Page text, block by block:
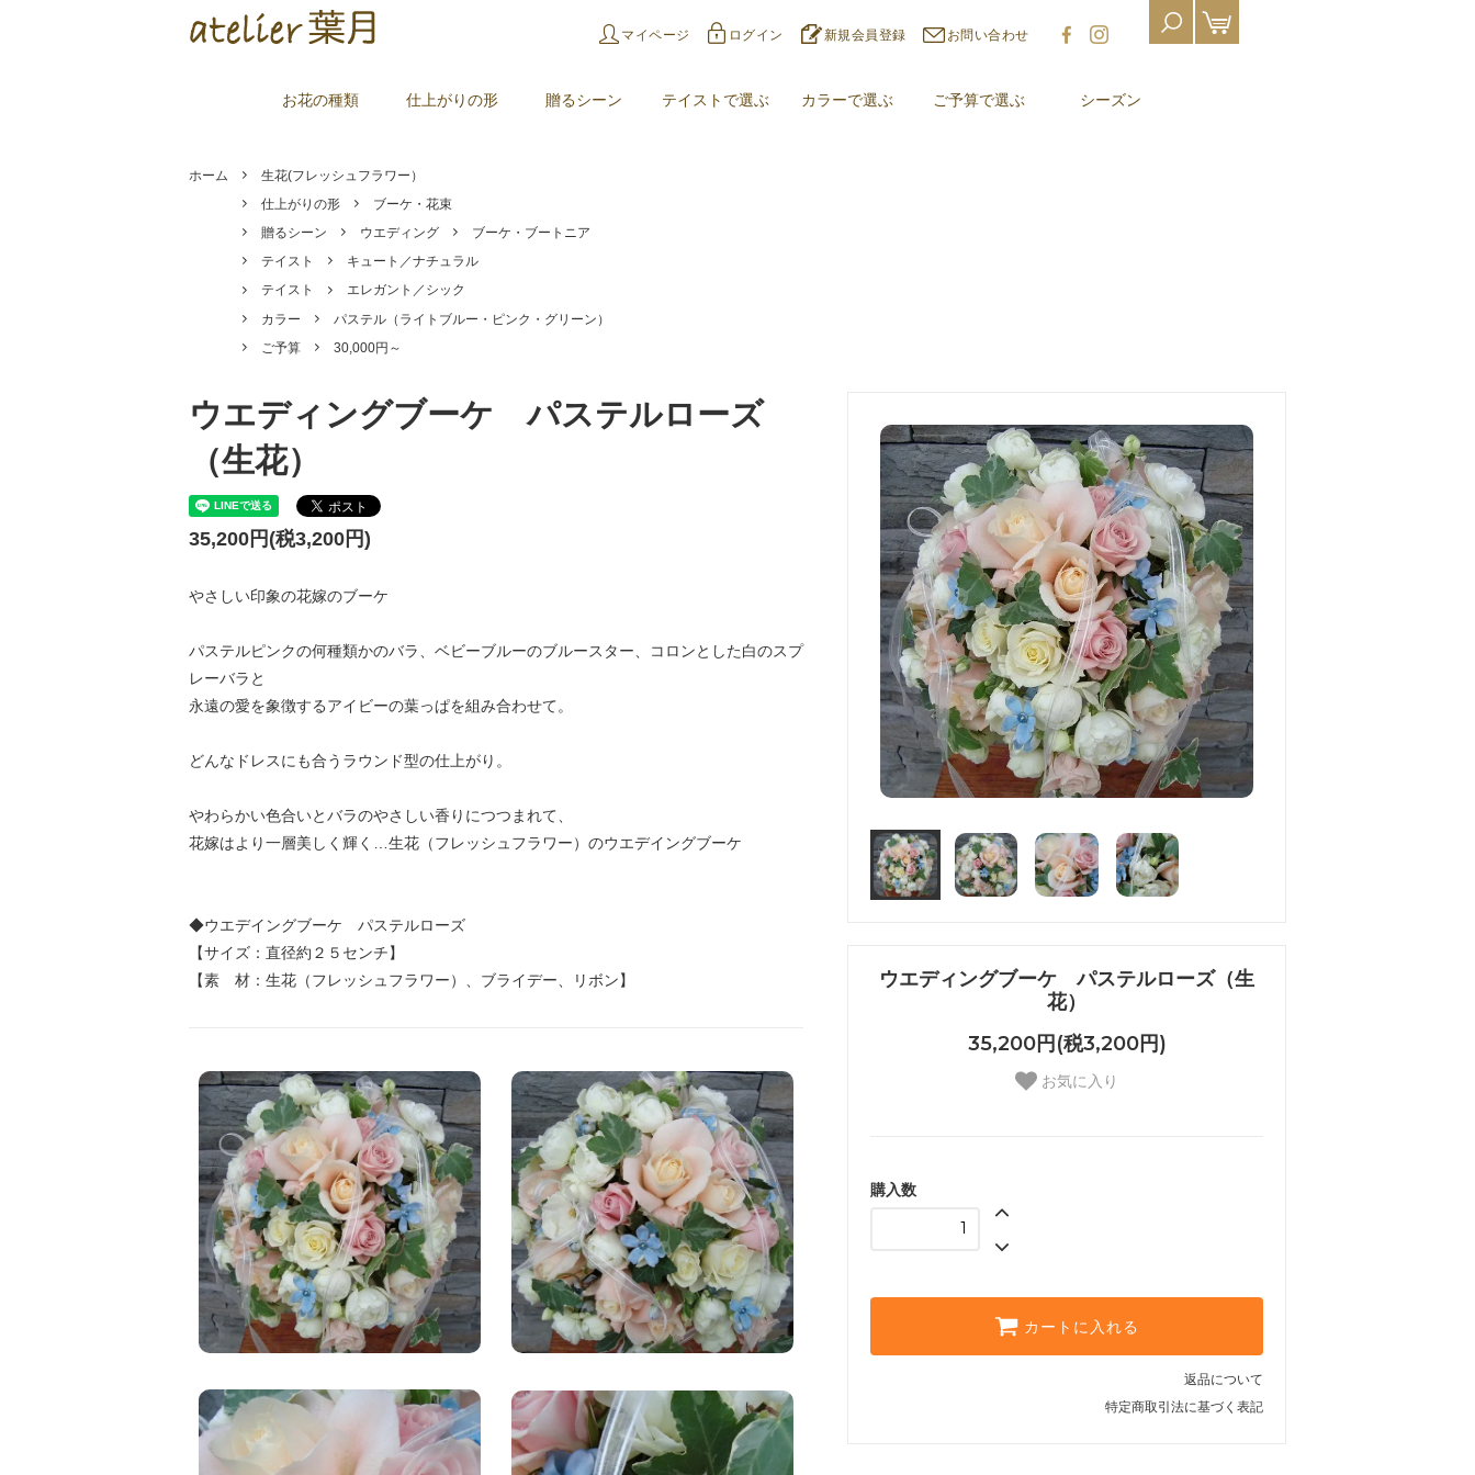
マイページ ログイン 新規会員登録 お問い合わせ
お花の種類 仕上がりの形 贈るシーン テイストで選ぶ カラーで選ぶ ご予算で選ぶ シーズン
ホーム
生花(フレッシュフラワー）
仕上がりの形
ブーケ・花束
贈るシーン
ウエディング
ブーケ・ブートニア
テイスト
キュート／ナチュラル
テイスト
エレガント／シック
カラー
パステル（ライトブルー・ピンク・グリーン）
ご予算
30,000円～
ウエディングブーケ パステルローズ（生
花）
35,200円(税3,200円)
お気に入り
購入数
カートに入れる
返品について
特定商取引法に基づく表記
ウエディングブーケ パステルローズ
（生花）
35,200円(税3,200円)
やさしい印象の花嫁のブーケ
パステルピンクの何種類かのバラ、ベビーブルーのブルースター、コロンとした白のスプ
レーバラと
永遠の愛を象徴するアイビーの葉っぱを組み合わせて。
どんなドレスにも合うラウンド型の仕上がり。
やわらかい色合いとバラのやさしい香りにつつまれて、
花嫁はより一層美しく輝く…生花（フレッシュフラワー）のウエデイングブーケ
◆ウエデイングブーケ パステルローズ
【サイズ：直径約２５センチ】
【素 材：生花（フレッシュフラワー）、ブライデー、リボン】